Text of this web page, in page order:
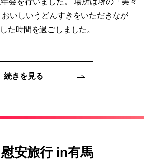
いしいうどんすきをいただきなが
た時間を過ごしました。
続きを見る
安旅行 in有馬